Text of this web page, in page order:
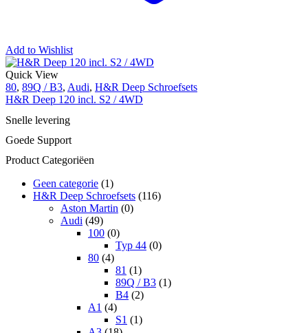
Add to Wishlist
Quick View
80, 89Q / B3, Audi, H&R Deep Schroefsets
H&R Deep 120 incl. S2 / 4WD
Snelle levering
Goede Support
Product Categoriëen
Geen categorie (1)
H&R Deep Schroefsets (116)
Aston Martin (0)
Audi (49)
100 (0)
Typ 44 (0)
80 (4)
81 (1)
89Q / B3 (1)
B4 (2)
A1 (4)
S1 (1)